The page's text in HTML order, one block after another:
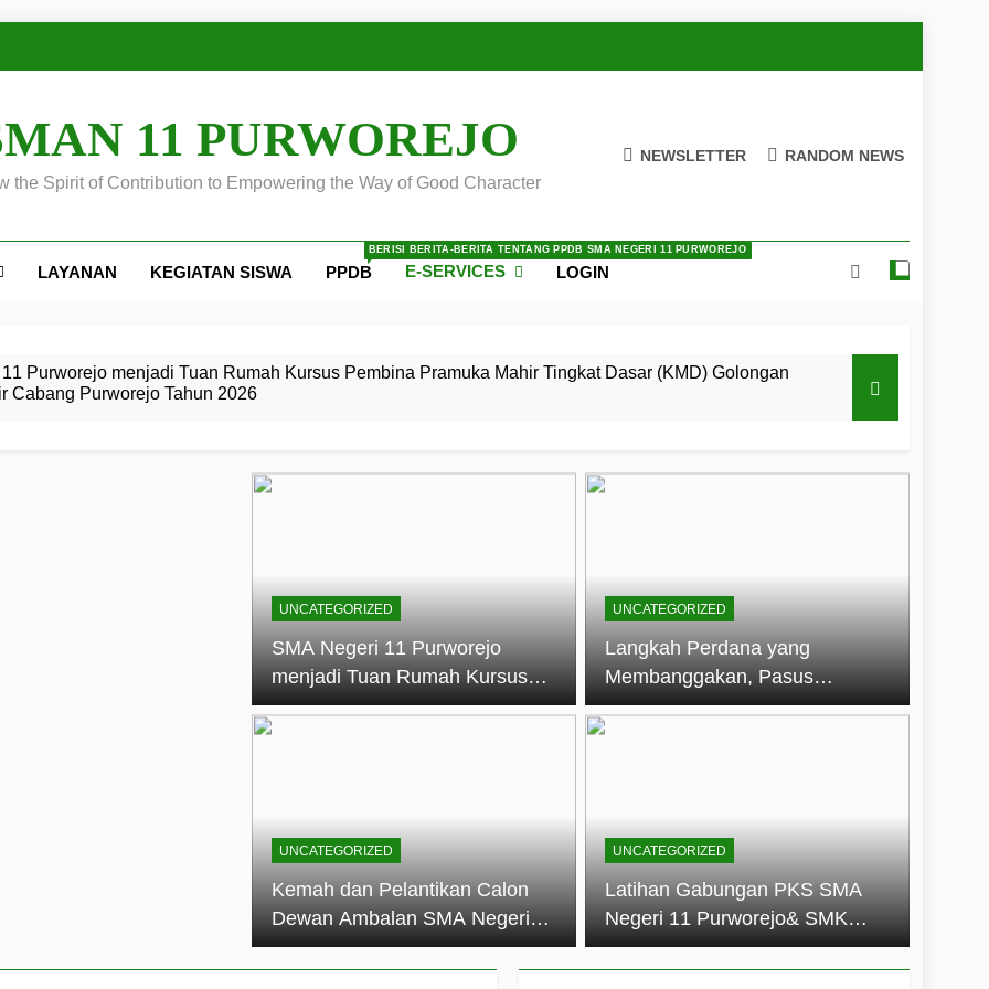
11 PURWOREJO
the Spirit of Contribution to Empowering the Way of Good Character
NEWSLETTER RANDOM NEWS
LAYANAN KEGIATAN SISWA PPDB
BERISI BERITA-BERITA TENTANG PPDB SMA NEGERI 11 PURWOREJO
E-SERVICES LOGIN
Purworejo menjadi Tuan Rumah Kursus Pembina Pramuka Mahir Tingkat Dasar (KMD) Golongan
Cabang Purworejo Tahun 2026
Calon Dewan Ambalan SMA Negeri 11 Purworejo: Membentuk Jiwa Kepemimpinan, Disiplin,
11 Purworejo Sukses Gelar LPBB Jatayudha Open 2 Tahun 2026
Tingkat
Gugus Depan
di LKBB
oleh Pasukan Khusus
11
Negeri 11 Purworejo
menjadi lokasi pelaksanaan
UNCATEGORIZED
SMA Negeri 11 Purworejo
menjadi Tuan Rumah Kursus
Pembina Pramuka Mahir
UNCATEGORIZED
Langkah Perdana yang
Membanggakan, Pasus
Jatayudha Ukir Prestasi di
UNCATEGORIZED
Kemah dan Pelantikan Calon
Dewan Ambalan SMA Negeri
11 Purworejo: Membentuk Jiwa
Kepemimpinan, Disiplin, dan
UNCATEGORIZED
Latihan Gabungan PKS SMA
Negeri 11 Purworejo& SMK
Negeri 6 Purworejo:
Membangun Disiplin,